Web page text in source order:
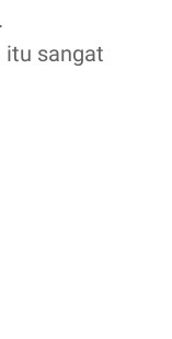
فَهَذَا يَدُلُّ عَلَى أَنَّ الْقَصْرَ مُهِمٌّ جِدًّا.
itu sangat